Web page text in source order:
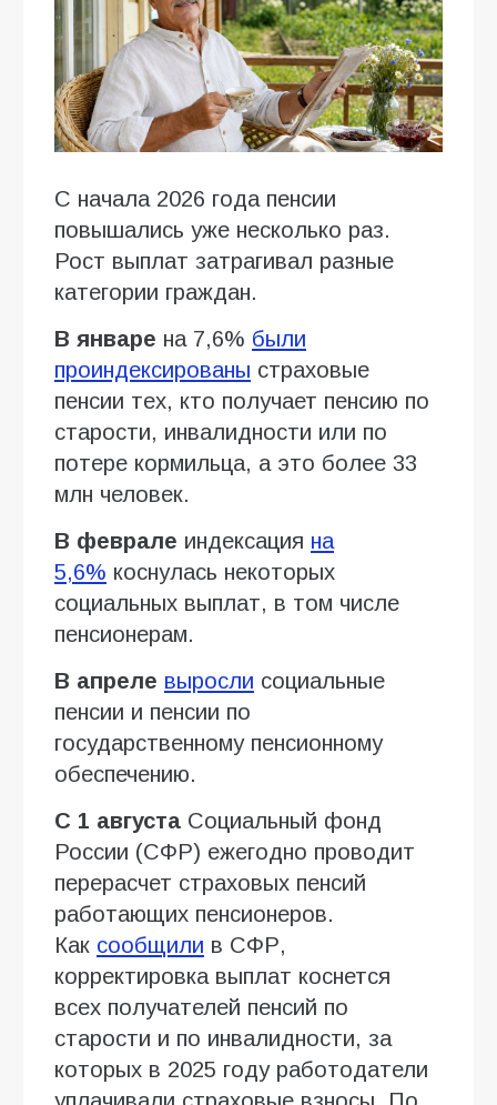
С начала 2026 года пенсии
повышались уже несколько раз.
Рост выплат затрагивал разные
категории граждан.
В январе на 7,6% были
проиндексированы страховые
пенсии тех, кто получает пенсию по
старости, инвалидности или по
потере кормильца, а это более 33
млн человек.
В феврале индексация на
5,6% коснулась некоторых
социальных выплат, в том числе
пенсионерам.
В апреле выросли социальные
пенсии и пенсии по
государственному пенсионному
обеспечению.
С 1 августа Социальный фонд
России (СФР) ежегодно проводит
перерасчет страховых пенсий
работающих пенсионеров.
Как сообщили в СФР,
корректировка выплат коснется
всех получателей пенсий по
старости и по инвалидности, за
которых в 2025 году работодатели